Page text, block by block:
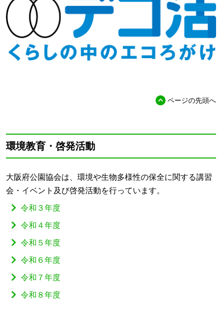
ページの先頭へ
環境教育・啓発活動
大阪府公園協会は、環境や生物多様性の保全に関する講習
会・イベント及び啓発活動を行っています。
令和３年度
令和４年度
令和５年度
令和６年度
令和７年度
令和８年度